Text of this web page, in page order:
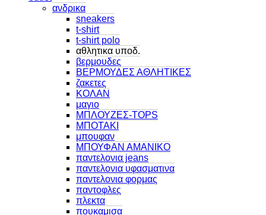
ανδρικα
sneakers
t-shirt
t-shirt polo
αθλητικα υποδ.
βερμουδες
ΒΕΡΜΟΥΔΕΣ ΑΘΛΗΤΙΚΕΣ
ζακετες
ΚΟΛΑΝ
μαγιο
ΜΠΛΟΥΖΕΣ-TOPS
ΜΠΟΤΑΚΙ
μπουφαν
ΜΠΟΥΦΑΝ ΑΜΑΝΙΚΟ
παντελονια jeans
παντελονια υφασματινα
παντελονια φορμας
παντοφλες
πλεκτα
πουκαμισα